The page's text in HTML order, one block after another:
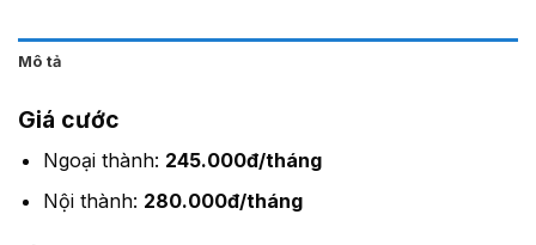
Mô tả
Giá cước
Ngoại thành: 245.000đ/tháng
Nội thành: 280.000đ/tháng